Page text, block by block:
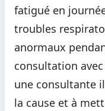
fatigué en
troubles
anormaux
consultation
une consultante
la cause et à